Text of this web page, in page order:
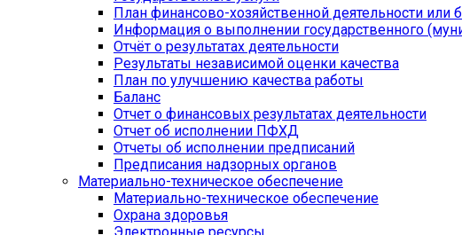
План финансово-хозяйственной деятельности
Информация о выполнении государственного
Отчёт о результатах деятельности
Результаты независимой оценки качества
План по улучшению качества работы
Баланс
Отчет о финансовых результатах деятельности
Отчет об исполнении ПФХД
Отчеты об исполнении предписаний
Предписания надзорных органов
Материально-техническое обеспечение
Материально-техническое обеспечение
Охрана здоровья